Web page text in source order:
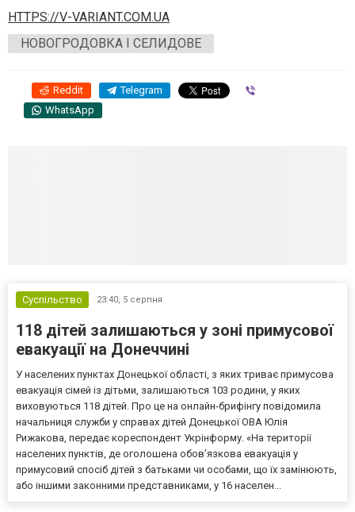
HTTPS://V-VARIANT.COM.UA
НОВОГРОДОВКА І СЕЛИДОВЕ
Reddit Telegram
WhatsApp
Суспільство 23:40, 5 серпня
118 дітей залишаються у зоні примусової
евакуації на Донеччині
У населених пунктах Донецької області, з яких триває примусова
евакуація сімей із дітьми, залишаються 103 родини, у яких
виховуються 118 дітей. Про це на онлайн-брифінгу повідомила
начальниця служби у справах дітей Донецької ОВА Юлія
Рижакова, передає кореспондент Укрінформу. «На території
населених пунктів, де оголошена обов’язкова евакуація у
примусовий спосіб дітей з батьками чи особами, що їх замінюють,
або іншими законними представниками, у 16 населен...